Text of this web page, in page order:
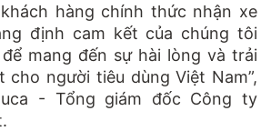
hàng chính thức nhận xe
định cam kết của chúng tôi
mang đến sự hài lòng và trải
cho người tiêu dùng Việt Nam”,
- Tổng giám đốc Công ty